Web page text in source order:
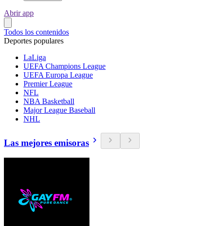
Abrir app
Todos los contenidos
Deportes populares
LaLiga
UEFA Champions League
UEFA Europa League
Premier League
NFL
NBA Basketball
Major League Baseball
NHL
Las mejores emisoras